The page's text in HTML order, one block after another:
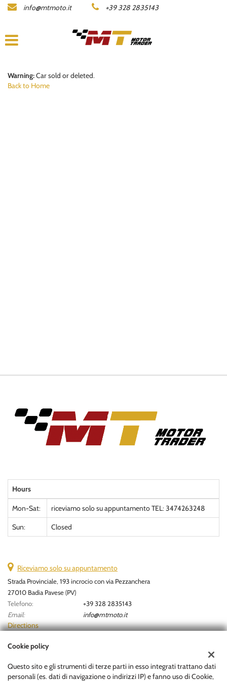
LISTA MOTO
COMPANY
ACQUISTIAMO LA TUA MOTO
info@mtmoto.it +39 328 2835143
Warning:Car sold or deleted.
Back to Home
Hours
Mon-Sat: riceviamo solo su appuntamento TEL: 3474263248
Sun: Closed
Riceviamo solo su appuntamento
Strada Provinciale, 193 incrocio con via Pezzanchera
27010 Badia Pavese (PV)
Telefono:
+39 328 2835143
Email:
info@mtmoto.it
Directions
MOTOR TRADER S.R.L
Cookie policy
Questo sito e gli strumenti di terze parti in esso integrati trattano dati
personali (es. dati di navigazione o indirizzi IP) e fanno uso di Cookie,